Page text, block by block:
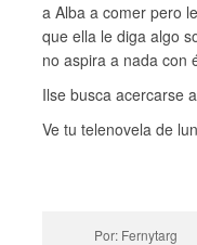
a Alba a comer pero
que ella le diga algo
no aspira a nada con
Ilse busca acercarse
Ve tu telenovela de
Por: Fernytarg